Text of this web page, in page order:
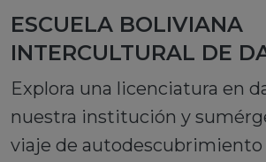
ESCUELA BOLIVIANA
INTERCULTURAL DE
Explora una licenciatura en
nuestra institución y
viaje de autodescubrimiento